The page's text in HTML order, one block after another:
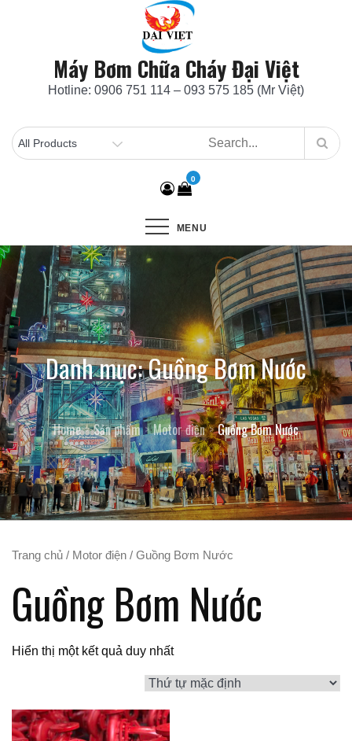
Máy Bơm Chữa Cháy Đại Việt
Hotline: 0906 751 114 – 093 575 185 (Mr Việt)
0
MENU
Danh mục:Guồng Bơm Nước
Home Sản phẩm Motor điện Guồng Bơm Nước
Trang chủ / Motor điện / Guồng Bơm Nước
Guồng Bơm Nước
Hiển thị một kết quả duy nhất